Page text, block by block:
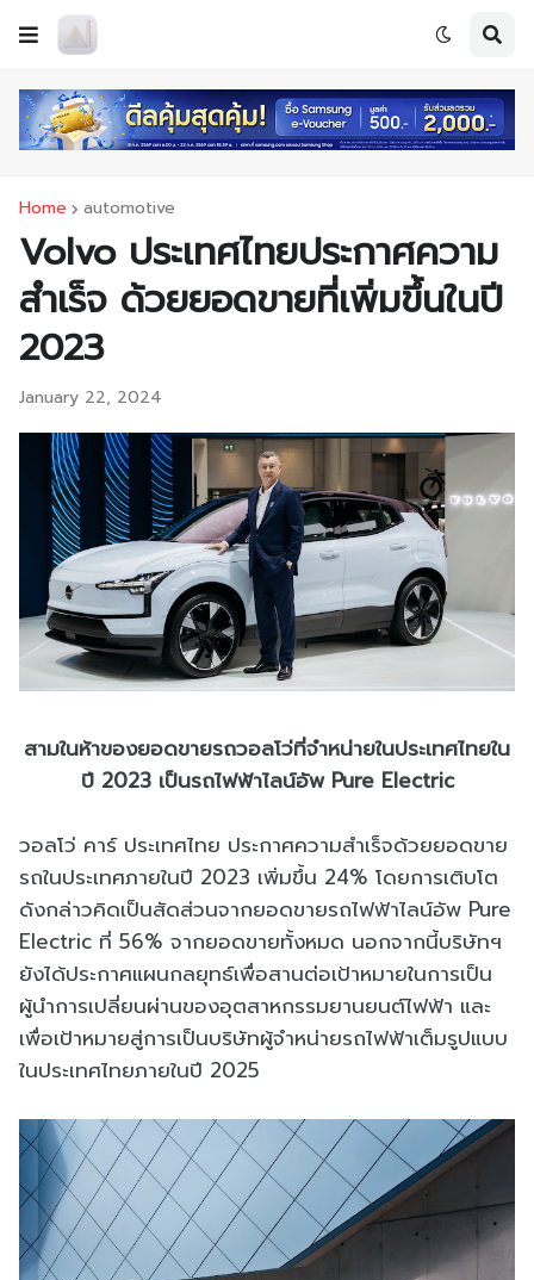
Home automotive
Volvo ประเทศไทยประกาศความ
สำเร็จ ด้วยยอดขายที่เพิ่มขึ้นในปี
2023
January 22, 2024
สามในห้าของยอดขายรถวอลโว่ที่จำหน่ายในประเทศไทยใน
ปี 2023 เป็นรถไฟฟ้าไลน์อัพ Pure Electric
วอลโว่ คาร์ ประเทศไทย ประกาศความสำเร็จด้วยยอดขาย
รถในประเทศภายในปี 2023 เพิ่มขึ้น 24% โดยการเติบโต
ดังกล่าวคิดเป็นสัดส่วนจากยอดขายรถไฟฟ้าไลน์อัพ Pure
Electric ที่ 56% จากยอดขายทั้งหมด นอกจากนี้บริษัทฯ
ยังได้ประกาศแผนกลยุทธ์เพื่อสานต่อเป้าหมายในการเป็น
ผู้นำการเปลี่ยนผ่านของอุตสาหกรรมยานยนต์ไฟฟ้า และ
เพื่อเป้าหมายสู่การเป็นบริษัทผู้จำหน่ายรถไฟฟ้าเต็มรูปแบบ
ในประเทศไทยภายในปี 2025